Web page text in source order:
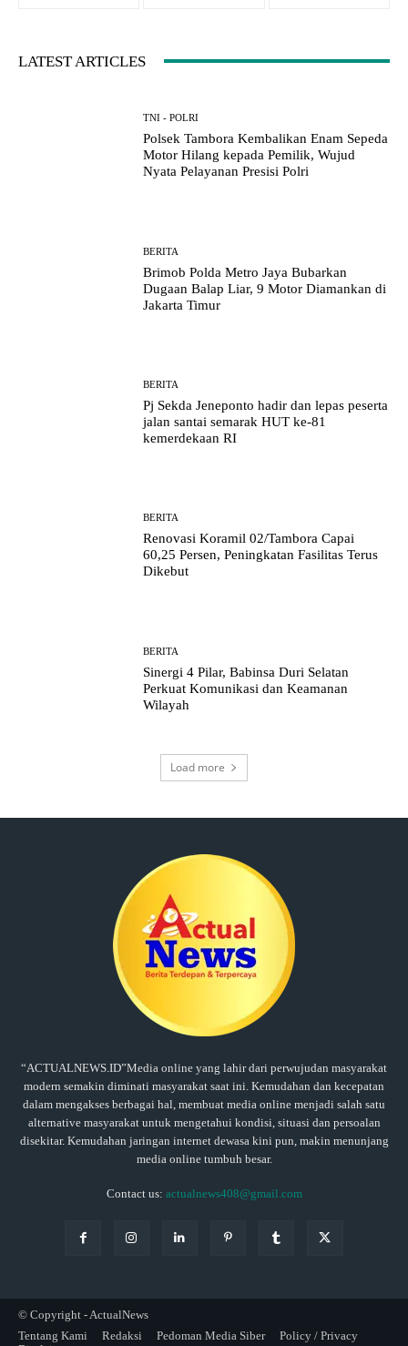
LATEST ARTICLES
TNI - POLRI
Polsek Tambora Kembalikan Enam Sepeda
Motor Hilang kepada Pemilik, Wujud
Nyata Pelayanan Presisi Polri
BERITA
Brimob Polda Metro Jaya Bubarkan
Dugaan Balap Liar, 9 Motor Diamankan di
Jakarta Timur
BERITA
Pj Sekda Jeneponto hadir dan lepas peserta
jalan santai semarak HUT ke-81
kemerdekaan RI
BERITA
Renovasi Koramil 02/Tambora Capai
60,25 Persen, Peningkatan Fasilitas Terus
Dikebut
BERITA
Sinergi 4 Pilar, Babinsa Duri Selatan
Perkuat Komunikasi dan Keamanan
Wilayah
Load more
“ACTUALNEWS.ID”Media online yang lahir dari perwujudan masyarakat
modern semakin diminati masyarakat saat ini. Kemudahan dan kecepatan
dalam mengakses berbagai hal, membuat media online menjadi salah satu
alternative masyarakat untuk mengetahui kondisi, situasi dan persoalan
disekitar. Kemudahan jaringan internet dewasa kini pun, makin menunjang
media online tumbuh besar.
Contact us: actualnews408@gmail.com
© Copyright - ActualNews
Tentang Kami
Redaksi Pedoman Media Siber
Policy / Privacy